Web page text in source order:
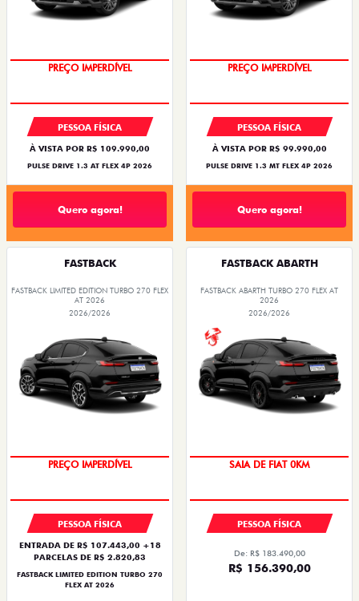
O SUV AUTOMÁTICO MAIS
PESSOA FÍSICA
À VISTA POR R$ 109.990,00
PULSE DRIVE 1.3 AT FLEX 4P 2026
Quero agora!
OPORTUNIDADE
PESSOA FÍSICA
À VISTA POR R$ 99.990,00
PULSE DRIVE 1.3 MT FLEX 4P 2026
Quero agora!
FASTBACK
FASTBACK LIMITED EDITION TURBO 270 FLEX
AT 2026
2026/2026
COM USADO NA TROCA
PESSOA FÍSICA
ENTRADA DE R$ 107.443,00 +18
PARCELAS DE R$ 2.820,83
FASTBACK LIMITED EDITION TURBO 270
FLEX AT 2026
FASTBACK ABARTH
FASTBACK ABARTH TURBO 270 FLEX AT
2026
2026/2026
PESSOA FÍSICA
De: R$ 183.490,00
R$ 156.390,00